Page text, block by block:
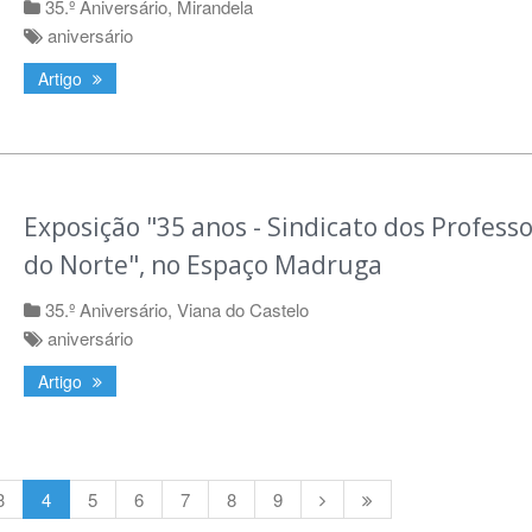
35.º Aniversário, Mirandela
aniversário
Artigo
Exposição "35 anos - Sindicato dos
do Norte", no Espaço Madruga
35.º Aniversário, Viana do Castelo
aniversário
Artigo
4 5 6 7 8 9